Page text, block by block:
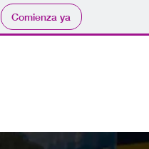
Comienza ya